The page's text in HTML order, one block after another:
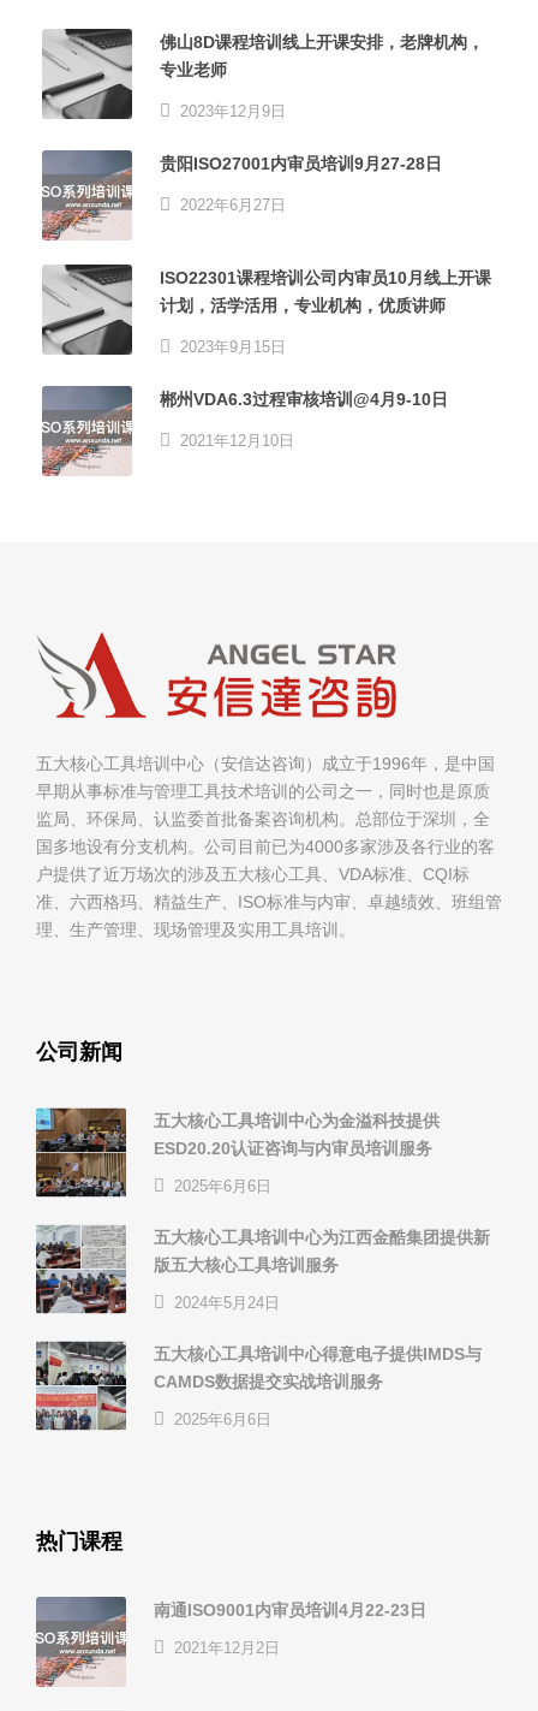
佛山8D课程培训线上开课安排，老牌机构，
专业老师
2023年12月9日
贵阳ISO27001内审员培训9月27-28日
2022年6月27日
ISO22301课程培训公司内审员10月线上开课
计划，活学活用，专业机构，优质讲师
2023年9月15日
郴州VDA6.3过程审核培训@4月9-10日
2021年12月10日
五大核心工具培训中心（安信达咨询）成立于1996年，是中国
早期从事标准与管理工具技术培训的公司之一，同时也是原质
监局、环保局、认监委首批备案咨询机构。总部位于深圳，全
国多地设有分支机构。公司目前已为4000多家涉及各行业的客
户提供了近万场次的涉及五大核心工具、VDA标准、CQI标
准、六西格玛、精益生产、ISO标准与内审、卓越绩效、班组管
理、生产管理、现场管理及实用工具培训。
公司新闻
五大核心工具培训中心为金溢科技提供
ESD20.20认证咨询与内审员培训服务
2025年6月6日
五大核心工具培训中心为江西金酷集团提供新
版五大核心工具培训服务
2024年5月24日
五大核心工具培训中心得意电子提供IMDS与
CAMDS数据提交实战培训服务
2025年6月6日
热门课程
南通ISO9001内审员培训4月22-23日
2021年12月2日